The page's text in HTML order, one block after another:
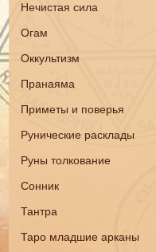
Нечистая сила
Огам
Оккультизм
Пранаяма
Приметы и поверья
Рунические расклады
Руны толкование
Сонник
Тантра
Таро младшие арканы